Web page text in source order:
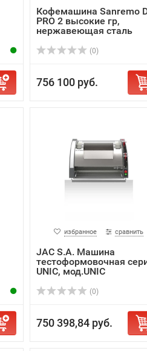
Кофемашина Sanremo
PRO 2 высокие гр,
нержавеющая сталь
(0)
756 100 руб.
избранное сравнить
JAC S.A. Машина
тестоформовочная
UNIC, мод.UNIC
(0)
750 398,84 руб.